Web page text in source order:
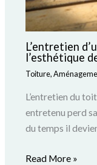
L’entretien
l’esthétique
Toiture,
L’entretien du
entretenu perd
du temps il
Read More »